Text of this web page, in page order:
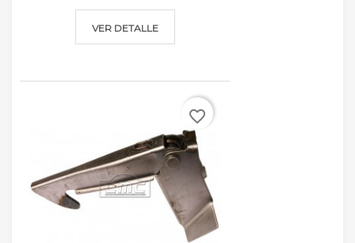
VER DETALLE
favorite_border